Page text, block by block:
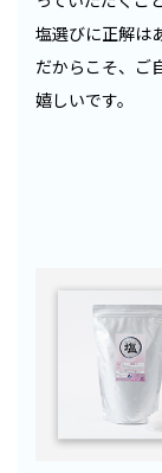
塩選びに正解は
だからこそ、ご
嬉しいです。